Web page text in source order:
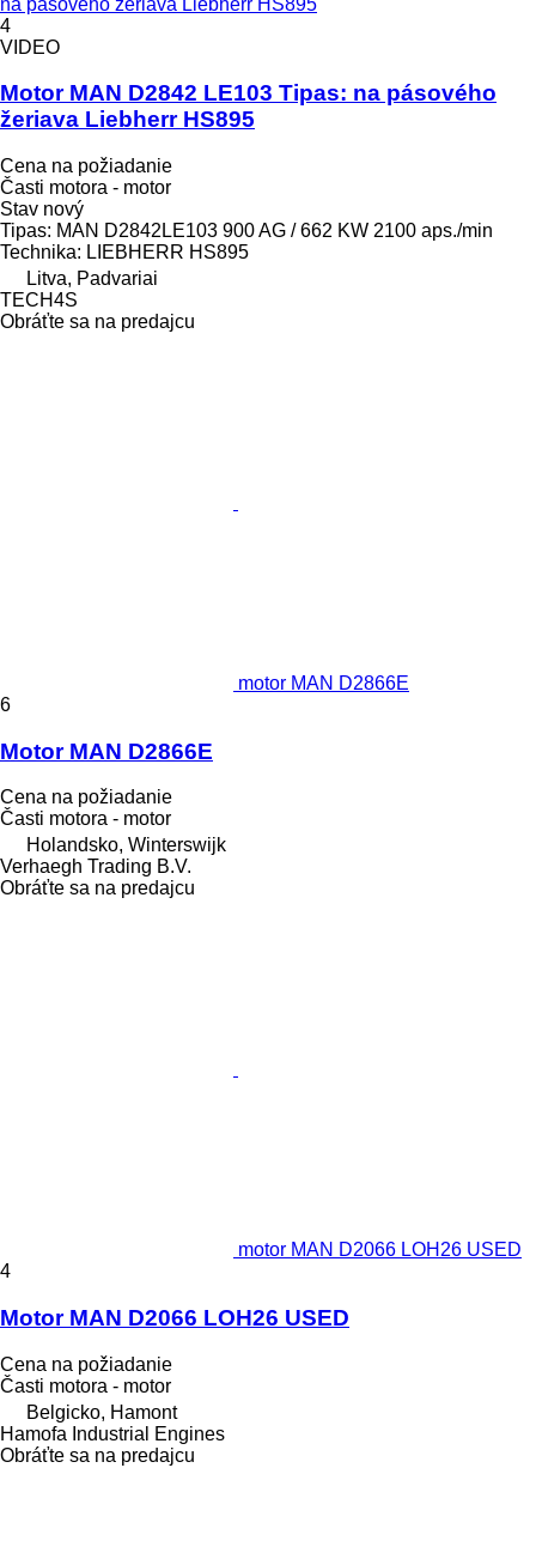
4
VIDEO
Motor MAN D2842 LE103 Tipas: na pásového
žeriava Liebherr HS895
Cena na požiadanie
Časti motora - motor
Stav nový
Tipas: MAN D2842LE103 900 AG / 662 KW 2100 aps./min
Technika: LIEBHERR HS895
Litva, Padvariai
TECH4S
Obráťte sa na predajcu
motor MAN D2866E
6
Motor MAN D2866E
Cena na požiadanie
Časti motora - motor
Holandsko, Winterswijk
Verhaegh Trading B.V.
Obráťte sa na predajcu
motor MAN D2066 LOH26 USED
4
Motor MAN D2066 LOH26 USED
Cena na požiadanie
Časti motora - motor
Belgicko, Hamont
Hamofa Industrial Engines
Obráťte sa na predajcu